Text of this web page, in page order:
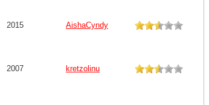
2015 AishaCyndy
2007 kretzolinu